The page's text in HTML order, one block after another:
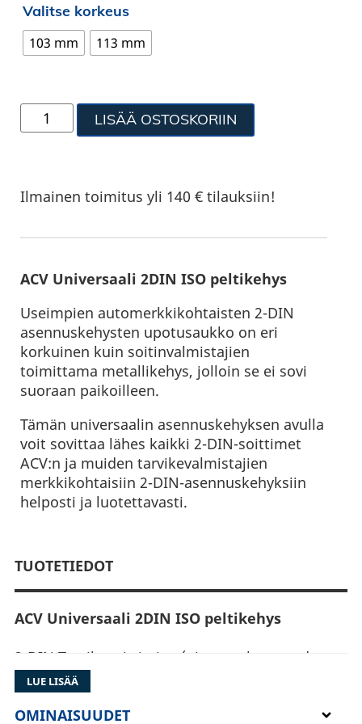
Valitse korkeus
103 mm 113 mm
LISÄÄ OSTOSKORIIN
Ilmainen toimitus yli 140 € tilauksiin!
ACV Universaali 2DIN ISO peltikehys
Useimpien automerkkikohtaisten 2-DIN
asennuskehysten upotusaukko on eri
korkuinen kuin soitinvalmistajien
toimittama metallikehys, jolloin se ei sovi
suoraan paikoilleen.
Tämän universaalin asennuskehyksen avulla
voit sovittaa lähes kaikki 2-DIN-soittimet
ACV:n ja muiden tarvikevalmistajien
merkkikohtaisiin 2-DIN-asennuskehyksiin
helposti ja luotettavasti.
TUOTETIEDOT
ACV Universaali 2DIN ISO peltikehys
2-DIN Tarvikesoittimien (pioneer, kenwood,
alpine tms.) mitoitus eroaa asennustarvikkeiden
valmistajien mitoituksesta, joten tarvitset
tämän peltikehyssarjan sovittaaksesi soittimesi
LUE LISÄÄ
OMINAISUUDET